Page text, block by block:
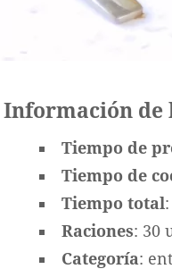
Información de
Tiempo de
Tiempo de
Tiempo total
Raciones: 30
Categoría: